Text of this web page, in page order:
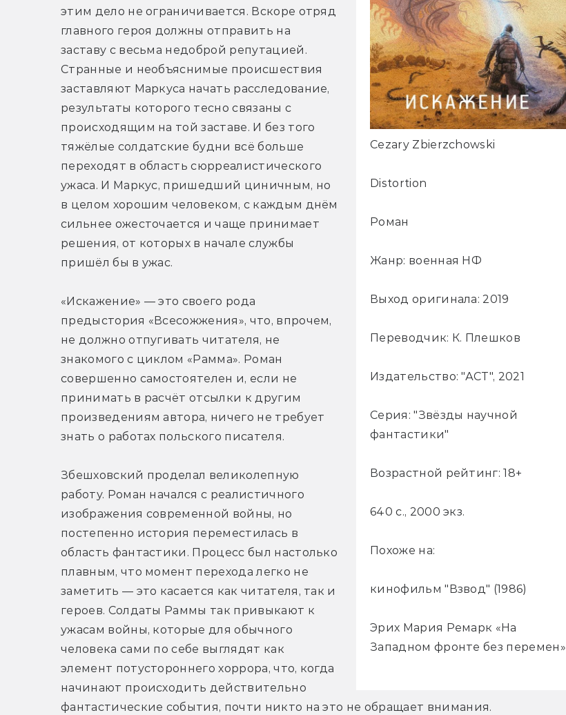
Cezary Zbierzchowski
Distortion
Роман
Жанр: военная НФ
Выход оригинала: 2019
Переводчик: К. Плешков
Издательство: "АСТ", 2021
Серия: "Звёзды научной
фантастики"
Возрастной рейтинг: 18+
640 с., 2000 экз.
Похоже на:
кинофильм "Взвод" (1986)
Эрих Мария Ремарк «На
Западном фронте без перемен»
этим дело не ограничивается. Вскоре отряд
главного героя должны отправить на
заставу с весьма недоброй репутацией.
Странные и необъяснимые происшествия
заставляют Маркуса начать расследование,
результаты которого тесно связаны с
происходящим на той заставе. И без того
тяжёлые солдатские будни всё больше
переходят в область сюрреалистического
ужаса. И Маркус, пришедший циничным, но
в целом хорошим человеком, с каждым днём
сильнее ожесточается и чаще принимает
решения, от которых в начале службы
пришёл бы в ужас.
«Искажение» — это своего рода
предыстория «Всесожжения», что, впрочем,
не должно отпугивать читателя, не
знакомого с циклом «Рамма». Роман
совершенно самостоятелен и, если не
принимать в расчёт отсылки к другим
произведениям автора, ничего не требует
знать о работах польского писателя.
Збешховский проделал великолепную
работу. Роман начался с реалистичного
изображения современной войны, но
постепенно история переместилась в
область фантастики. Процесс был настолько
плавным, что момент перехода легко не
заметить — это касается как читателя, так и
героев. Солдаты Раммы так привыкают к
ужасам войны, которые для обычного
человека сами по себе выглядят как
элемент потустороннего хоррора, что, когда
начинают происходить действительно
фантастические события, почти никто на это не обращает внимания.